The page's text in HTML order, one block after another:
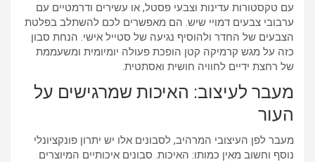
עם טקסטורות עדינות וצבעי פסטל, או עשירים ודרמטיים עם
ערבובי צבעים דמויי שיש. הם מאפשרים לכם להשתלב בפלטת
הצבעים של החדר ולהוסיף נגיעה של סטייל אישי. הנחת סבון
כזה על מגש קרמיקה קטן הופכת פעולה יומיומית ומשעממת
של רחצת ידיים לחוויה חושית ואסתטית.
מעבר לעיצוב: האיכות שמרגישים על
העור
מעבר לפן העיצובי המרהיב, לסבונים אלו יש יתרון פונקציונלי
נוסף וחשוב מאין כמותו: האיכות. סבונים איכותיים המיוצרים